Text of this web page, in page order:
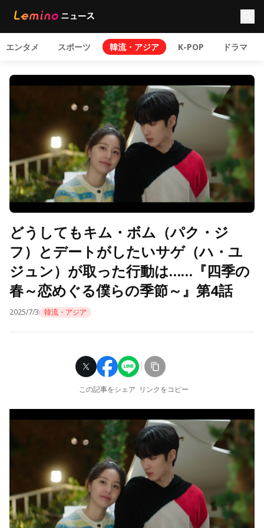
エンタメ スポーツ 韓流・アジア K-POP ドラマ
どうしてもキム・ボム（パク・ジ
フ）とデートがしたいサゲ（ハ・ユ
ジュン）が取った行動は……『四季の
春～恋めぐる僕らの季節～』第4話
2025/7/3 韓流・アジア
この記事をシェア リンクをコピー